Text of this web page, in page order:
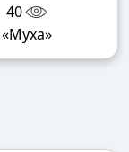
40
«Муха»